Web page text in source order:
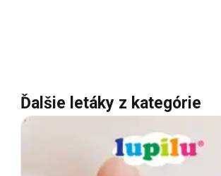
Ďalšie letáky z kategórie